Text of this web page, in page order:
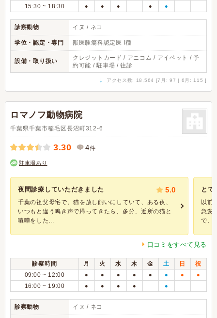
15:30 ~ 18:30 ● ● ● ● ●
診察動物 イヌ / ネコ
学位・認定・専門 獣医腫瘍科認定医 I種
設備・取り扱い
クレジットカード / アニコム / アイペット / 予
約可能 / 駐車場 / 往診
↓ アクセス数: 18,564 [7月: 97 | 6月: 115 ]
ロマノフ動物病院
千葉県千葉市稲毛区長沼町312-6
3.30 4件
駐車場あり
夜間診療していただきました 5.0
千葉の祖父母宅で、猫を放し飼いにしていて、ある夜、
いつもと違う鳴き声で帰ってきたら、多分、近所の猫と
喧嘩をした...
とて
以前
急変
で、
口コミをすべて見る
診察時間 月 火 水 木 金 土 日
祝
09:00 ~ 12:00
● ● ● ● ● ● ● ●
16:00 ~ 19:00 ● ● ● ● ●
診察動物 イヌ / ネコ